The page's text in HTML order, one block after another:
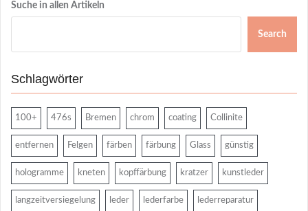
Suche in allen Artikeln
Search
Schlagwörter
100+ 476s Bremen chrom coating Collinite
entfernen Felgen färben färbung Glass günstig
hologramme kneten kopffärbung kratzer kunstleder
langzeitversiegelung leder lederfarbe lederreparatur